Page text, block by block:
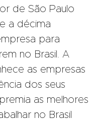
de São Paulo
a décima
para
no Brasil. A
as empresas
dos seus
as melhores
no Brasil